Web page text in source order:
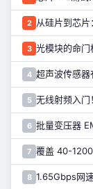
2 从硅片到芯
3 光模块的命门
4 超声波传感器
5 无线射频入门
6 批量变压器
7
8 1.65Gbps网